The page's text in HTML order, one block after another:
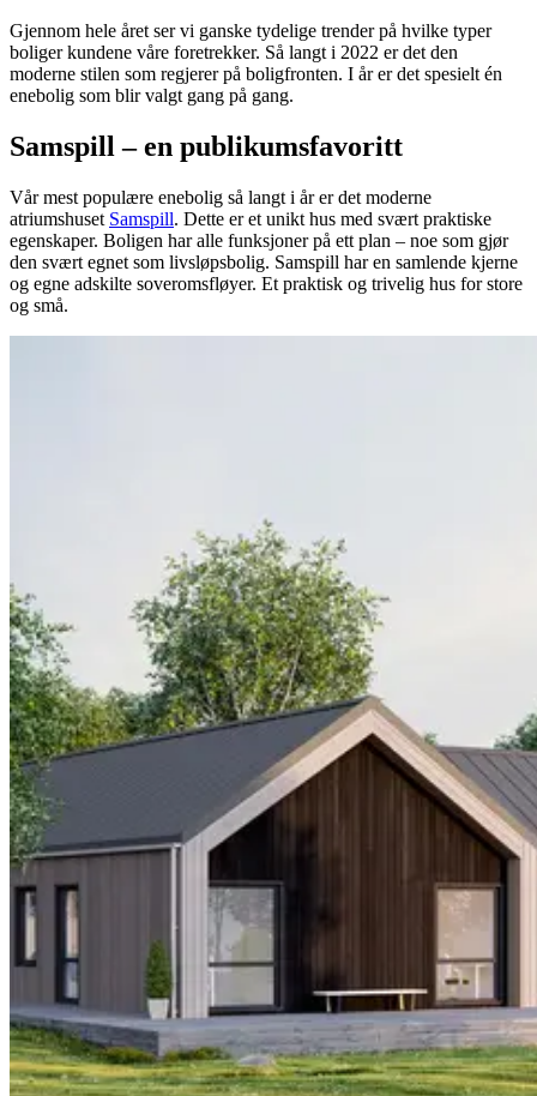
Gjennom hele året ser vi ganske tydelige trender på hvilke typer
boliger kundene våre foretrekker. Så langt i 2022 er det den
moderne stilen som regjerer på boligfronten. I år er det spesielt én
enebolig som blir valgt gang på gang.
Samspill – en publikumsfavoritt
Vår mest populære enebolig så langt i år er det moderne
atriumshuset Samspill. Dette er et unikt hus med svært praktiske
egenskaper. Boligen har alle funksjoner på ett plan – noe som gjør
den svært egnet som livsløpsbolig. Samspill har en samlende kjerne
og egne adskilte soveromsfløyer. Et praktisk og trivelig hus for store
og små.